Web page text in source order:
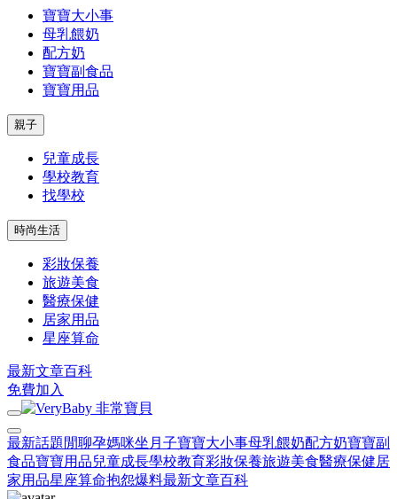
寶寶大小事
母乳餵奶
配方奶
寶寶副食品
寶寶用品
親子
兒童成長
學校教育
找學校
時尚生活
彩妝保養
旅遊美食
醫療保健
居家用品
星座算命
最新文章百科
免費加入
最新話題 閒聊孕媽咪坐月子寶寶大小事母乳餵奶配方奶寶寶副
食品寶寶用品兒童成長學校教育彩妝保養旅遊美食醫療保健居
家用品星座算命抱怨爆料最新文章百科